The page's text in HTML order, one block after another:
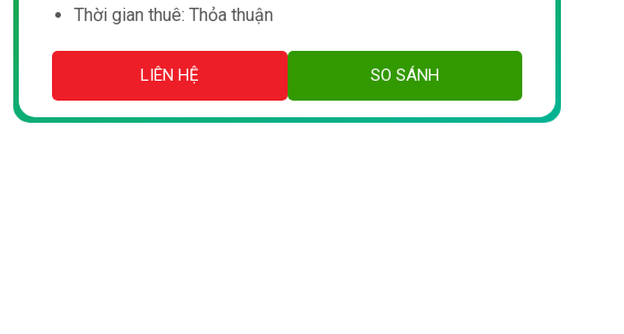
Thời gian thuê: Thỏa thuận
LIÊN HỆ SO SÁNH